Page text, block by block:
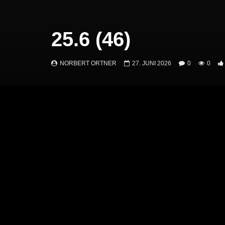
25.6 (46)
NORBERT ORTNER 27. JUNI 2026 0 0